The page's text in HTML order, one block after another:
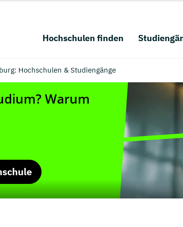
Hochschulen finden
Hochschulen & Studiengänge